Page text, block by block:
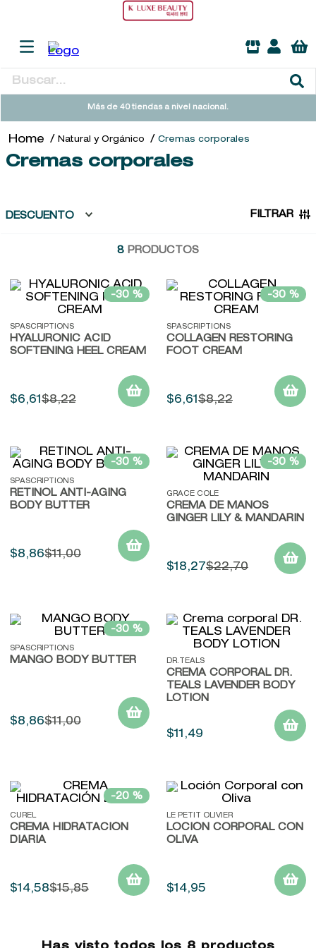
Buscar...
Más de 40 tiendas a nivel nacional.
Natural y Orgánico Cremas corporales
Cremas corporales
DESCUENTO FILTRAR
8 PRODUCTOS
-30 %
SPASCRIPTIONS
HYALURONIC ACID
SOFTENING HEEL CREAM
$6,61$8,22
-30 %
SPASCRIPTIONS
COLLAGEN RESTORING
FOOT CREAM
$6,61$8,22
-30 %
SPASCRIPTIONS
RETINOL ANTI-AGING
BODY BUTTER
$8,86$11,00
-30 %
GRACE COLE
CREMA DE MANOS
GINGER LILY & MANDARIN
$18,27$22,70
-30 %
SPASCRIPTIONS
MANGO BODY BUTTER
$8,86$11,00
DR.TEALS
CREMA CORPORAL DR.
TEALS LAVENDER BODY
LOTION
$11 ,49
-20 %
CUREL
CREMA HIDRATACIÓN
DIARIA
$14,58$15,85
LE PETIT OLIVIER
LOCIÓN CORPORAL CON
OLIVA
$14,95
TÉRMINOS MÁS BUSCADOS
2.
sol ipanema
7.
kool beauty serum
retrinal
9.
baylis
10. john frieda